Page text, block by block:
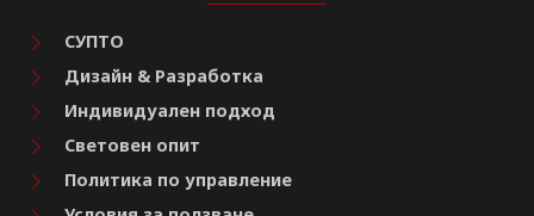
СУПТО
Дизайн & Разработка
Индивидуален подход
Световен опит
Политика по управление